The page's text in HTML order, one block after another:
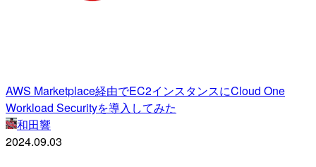
AWS Marketplace経由でEC2インスタンスにCloud One
Workload Securityを導入してみた
和田響
2024.09.03